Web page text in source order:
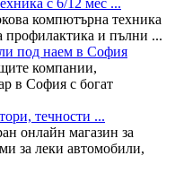
компютърна техника
профилактика и пълни ...
под наем в София
компании,
в София с богат
течности ...
онлайн магазин за
за леки автомобили,